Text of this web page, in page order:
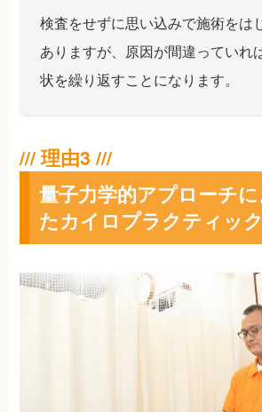
検査をせずに思い込みで施術をは
ありますが、原因が間違っていれ
状を繰り返すことになります。
量子力学的アプローチ
たカイロプラクティック